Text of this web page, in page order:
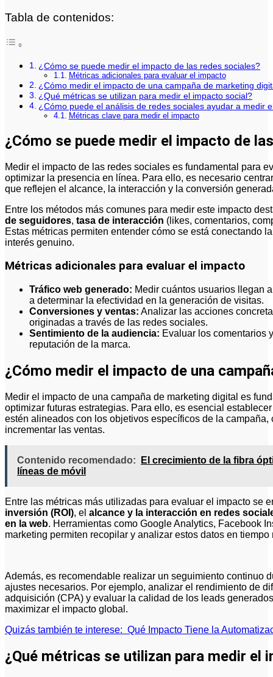
Tabla de contenidos:
¿Cómo se puede medir el impacto de las redes sociales?
Métricas adicionales para evaluar el impacto
¿Cómo medir el impacto de una campaña de marketing
¿Qué métricas se utilizan para medir el impacto social?
¿Cómo puede el análisis de redes sociales ayudar a medir
Métricas clave para medir el impacto
¿Cómo se puede medir el impacto de
Medir el impacto de las redes sociales es fundamental para evaluar la efectividad de las estrategias digitales y
optimizar la presencia en línea. Para ello, es necesario
que reflejen el alcance, la interacción y la conversión
Entre los métodos más comunes para medir este impacto
de seguidores, tasa de interacción (likes, comentarios,
Estas métricas permiten entender cómo se está conectando
interés genuino.
Métricas adicionales para evaluar el impacto
Tráfico web generado: Medir cuántos usuarios llegan
a determinar la efectividad en la generación de visitas.
Conversiones y ventas: Analizar las acciones
originadas a través de las redes sociales.
Sentimiento de la audiencia: Evaluar los comentarios
reputación de la marca.
¿Cómo medir el impacto de una
Medir el impacto de una campaña de marketing digital es
optimizar futuras estrategias. Para ello, es esencial
estén alineados con los objetivos específicos de la
incrementar las ventas.
Contenido recomendado:
El crecimiento de la fibra
líneas de móvil
Entre las métricas más utilizadas para evaluar el impacto se
inversión (ROI), el alcance y la interacción en redes
en la web. Herramientas como Google Analytics, Facebook
marketing permiten recopilar y analizar estos datos en tiempo
Además, es recomendable realizar un seguimiento continuo
ajustes necesarios. Por ejemplo, analizar el rendimiento de
adquisición (CPA) y evaluar la calidad de los leads
maximizar el impacto global.
Quizás también te interese: Qué Impacto Tiene la
¿Qué métricas se utilizan para medir el